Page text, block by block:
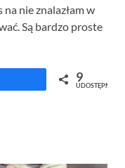
nie znalazłam w
Są bardzo proste
9
UDOSTĘPNIEŃ